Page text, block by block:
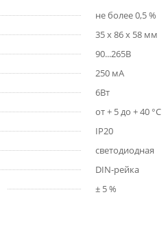
не более 0,5 %
35 x 86 x 58 мм
90...265В
250 мА
6Вт
от + 5 до + 40 °С
IP20
светодиодная
DIN-рейка
± 5 %